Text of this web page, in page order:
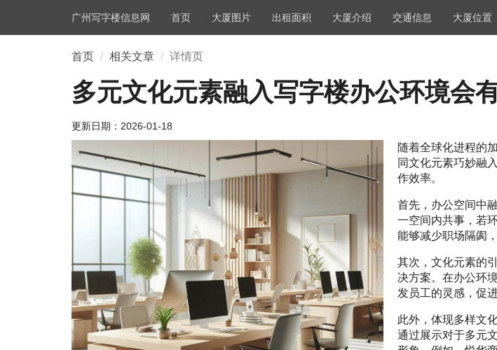
广州写字楼信息网 首页 大厦图片 出租面积 大厦介绍 交通信息 大厦位置
首页 相关文章 详情页
多元文化元素融入写字楼办公环境会
更新日期： 2026-01-18
随着全球化进程的
同文化元素巧妙融
作效率。
首先，办公空间中
一空间内共事，若
能够减少职场隔阂
其次，文化元素的
决方案。在办公环
发员工的灵感，促
此外，体现多样文
通过展示对于多元